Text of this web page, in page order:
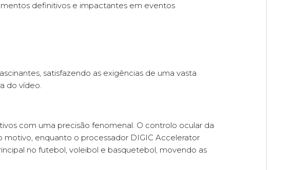
definitivos e impactantes em eventos
satisfazendo as exigências de uma vasta
do vídeo.
com uma precisão fenomenal. O controlo ocular da
motivo, enquanto o processador DIGIC Accelerator
no futebol, voleibol e basquetebol, movendo as